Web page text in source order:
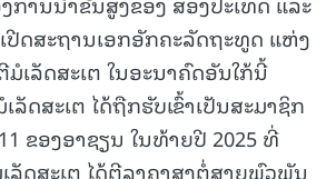
ປີດສະຖານເອກອັກຄະລັດຖະທູດ ແຫ່ງ
ເລັດສະເຕ ໃນອະນາຄົດອັນໃກ້ນີ້
ດສະເຕ ໄດ້ຖືກຮັບເຂົ້າເປັນສະມາຊິກ
ຂອງອາຊຽນ ໃນທ້າຍປີ 2025 ທີ່
ລັດສະເຕ ໄດ້ຕີລາຄາສູງຕໍ່ສາຍພົວພັນ